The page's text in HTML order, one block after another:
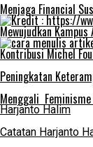
Menjaga Financial
Mewujudkan
Kontribusi Michel
Peningkatan
Menggali
Harjanto Halim
Catatan Harjanto